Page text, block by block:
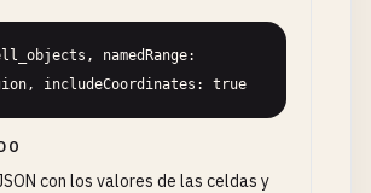
namedRange:
includeCoordinates: true
con los valores de las celdas y